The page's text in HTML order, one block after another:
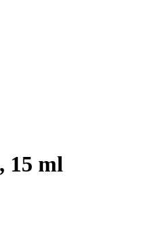
15 ml